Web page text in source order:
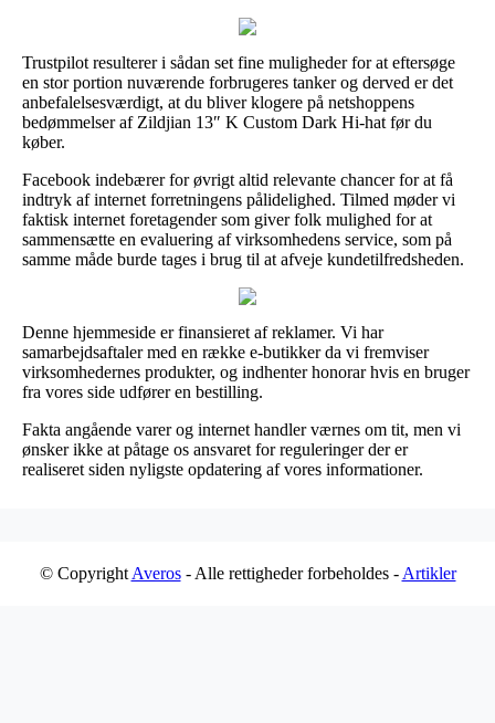
Trustpilot resulterer i sådan set fine muligheder for at eftersøge
en stor portion nuværende forbrugeres tanker og derved er det
anbefalelsesværdigt, at du bliver klogere på netshoppens
bedømmelser af Zildjian 13″ K Custom Dark Hi-hat før du
køber.
Facebook indebærer for øvrigt altid relevante chancer for at få
indtryk af internet forretningens pålidelighed. Tilmed møder vi
faktisk internet foretagender som giver folk mulighed for at
sammensætte en evaluering af virksomhedens service, som på
samme måde burde tages i brug til at afveje kundetilfredsheden.
Denne hjemmeside er finansieret af reklamer. Vi har
samarbejdsaftaler med en række e-butikker da vi fremviser
virksomhedernes produkter, og indhenter honorar hvis en bruger
fra vores side udfører en bestilling.
Fakta angående varer og internet handler værnes om tit, men vi
ønsker ikke at påtage os ansvaret for reguleringer der er
realiseret siden nyligste opdatering af vores informationer.
© Copyright Averos- Alle rettigheder forbeholdes - Artikler